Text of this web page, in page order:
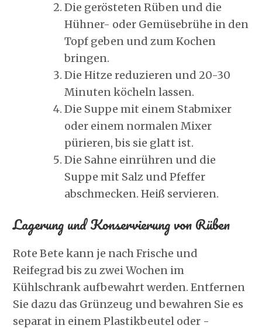
Die gerösteten Rüben und die
Hühner- oder Gemüsebrühe in den
Topf geben und zum Kochen
bringen.
Die Hitze reduzieren und 20-30
Minuten köcheln lassen.
Die Suppe mit einem Stabmixer
oder einem normalen Mixer
pürieren, bis sie glatt ist.
Die Sahne einrühren und die
Suppe mit Salz und Pfeffer
abschmecken. Heiß servieren.
Lagerung und Konservierung von Rüben
Rote Bete kann je nach Frische und
Reifegrad bis zu zwei Wochen im
Kühlschrank aufbewahrt werden. Entfernen
Sie dazu das Grünzeug und bewahren Sie es
separat in einem Plastikbeutel oder -